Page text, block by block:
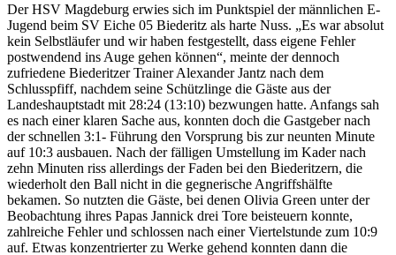
Der HSV Magdeburg erwies sich im Punktspiel der männlichen E-
Jugend beim SV Eiche 05 Biederitz als harte Nuss. „Es war absolut
kein Selbstläufer und wir haben festgestellt, dass eigene Fehler
postwendend ins Auge gehen können“, meinte der dennoch
zufriedene Biederitzer Trainer Alexander Jantz nach dem
Schlusspfiff, nachdem seine Schützlinge die Gäste aus der
Landeshauptstadt mit 28:24 (13:10) bezwungen hatte. Anfangs sah
es nach einer klaren Sache aus, konnten doch die Gastgeber nach
der schnellen 3:1- Führung den Vorsprung bis zur neunten Minute
auf 10:3 ausbauen. Nach der fälligen Umstellung im Kader nach
zehn Minuten riss allerdings der Faden bei den Biederitzern, die
wiederholt den Ball nicht in die gegnerische Angriffshälfte
bekamen. So nutzten die Gäste, bei denen Olivia Green unter der
Beobachtung ihres Papas Jannick drei Tore beisteuern konnte,
zahlreiche Fehler und schlossen nach einer Viertelstunde zum 10:9
auf. Etwas konzentrierter zu Werke gehend konnten dann die